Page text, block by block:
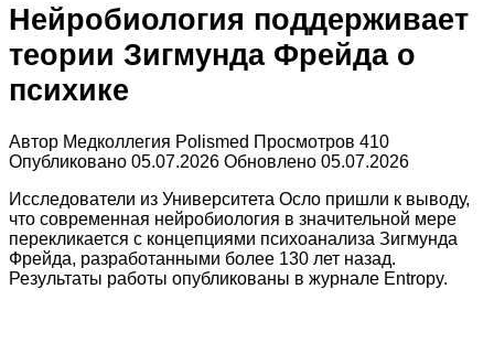
Нейробиология поддерживает
теории Зигмунда Фрейда о
психике
Автор Медколлегия Polismed Просмотров 410
Опубликовано 05.07.2026 Обновлено 05.07.2026
Исследователи из Университета Осло пришли к выводу,
что современная нейробиология в значительной мере
перекликается с концепциями психоанализа Зигмунда
Фрейда, разработанными более 130 лет назад.
Результаты работы опубликованы в журнале Entropy.